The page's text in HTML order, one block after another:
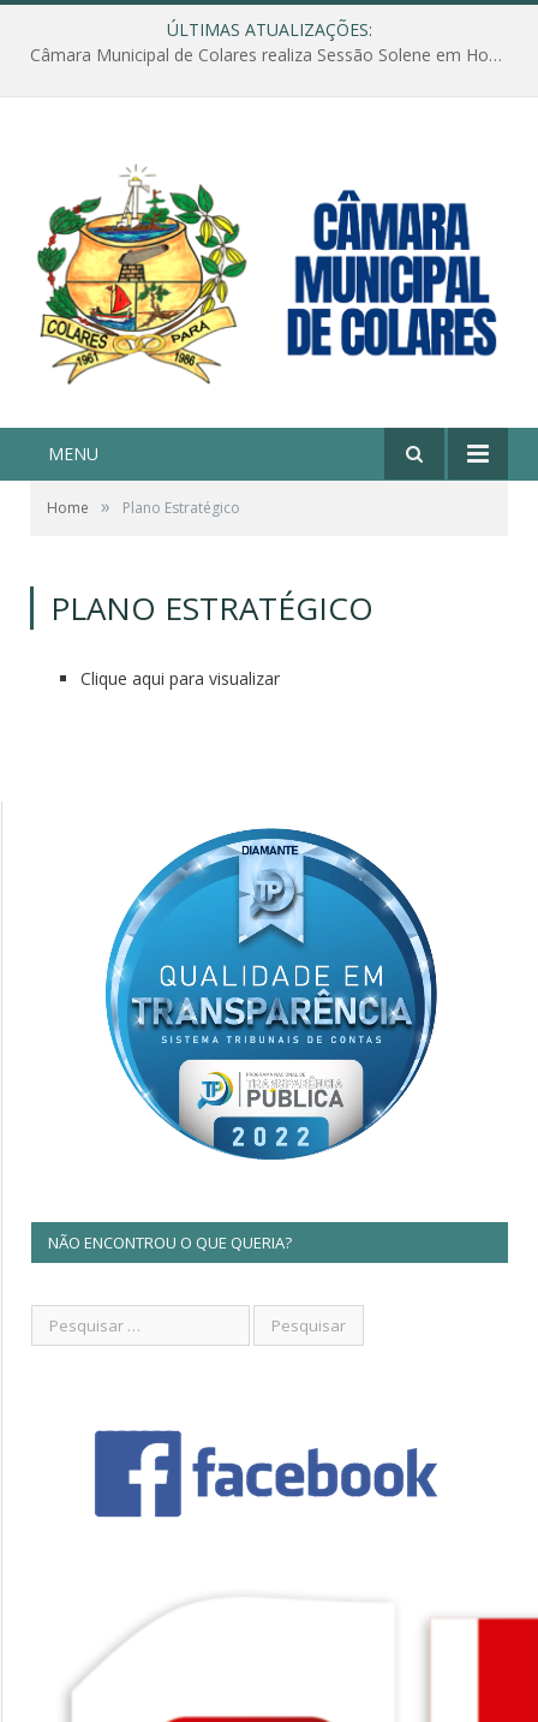
ÚLTIMAS ATUALIZAÇÕES:
Câmara Municipal de Colares realiza Sessão Solene em Homenagem ao Dia das Mães
MENU
Home » Plano Estratégico
PLANO ESTRATÉGICO
Clique aqui para visualizar
NÃO ENCONTROU O QUE QUERIA?